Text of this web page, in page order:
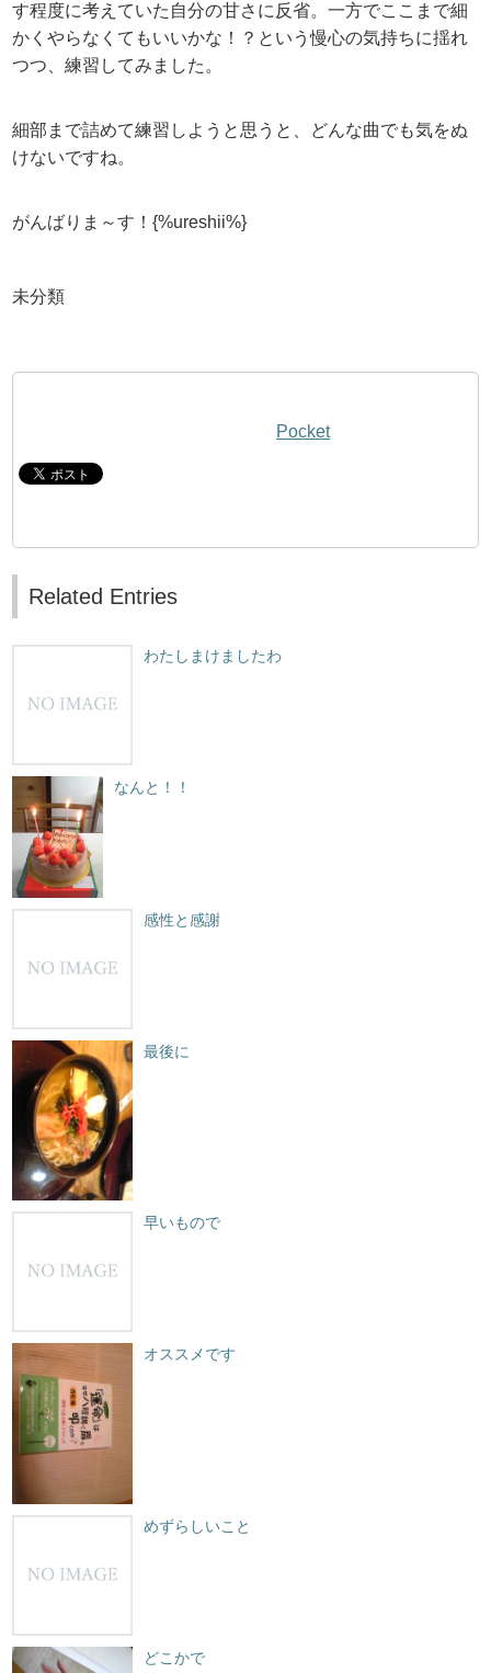
す程度に考えていた自分の甘さに反省。一方でここまで細
かくやらなくてもいいかな！？という慢心の気持ちに揺れ
つつ、練習してみました。
細部まで詰めて練習しようと思うと、どんな曲でも気をぬ
けないですね。
がんばりま～す！{%ureshii%}
未分類
Pocket
Related Entries
わたしまけましたわ
なんと！！
感性と感謝
最後に
早いもので
オススメです
めずらしいこと
どこかで